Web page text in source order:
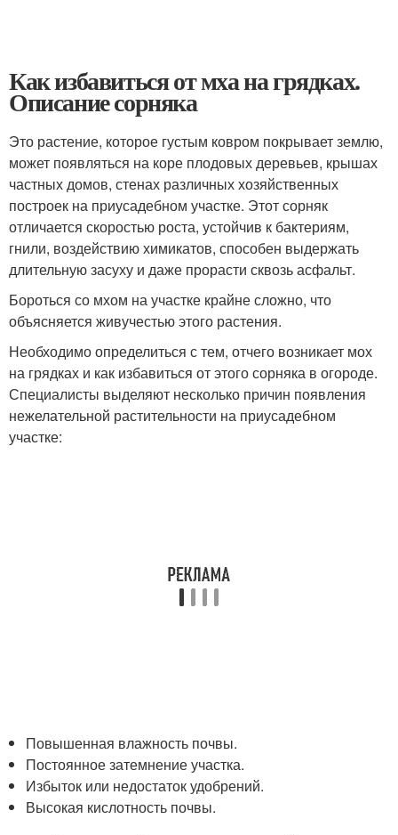
Как избавиться от мха на грядках.
Описание сорняка
Это растение, которое густым ковром покрывает землю,
может появляться на коре плодовых деревьев, крышах
частных домов, стенах различных хозяйственных
построек на приусадебном участке. Этот сорняк
отличается скоростью роста, устойчив к бактериям,
гнили, воздействию химикатов, способен выдержать
длительную засуху и даже прорасти сквозь асфальт.
Бороться со мхом на участке крайне сложно, что
объясняется живучестью этого растения.
Необходимо определиться с тем, отчего возникает мох
на грядках и как избавиться от этого сорняка в огороде.
Специалисты выделяют несколько причин появления
нежелательной растительности на приусадебном
участке:
Повышенная влажность почвы.
Постоянное затемнение участка.
Избыток или недостаток удобрений.
Высокая кислотность почвы.